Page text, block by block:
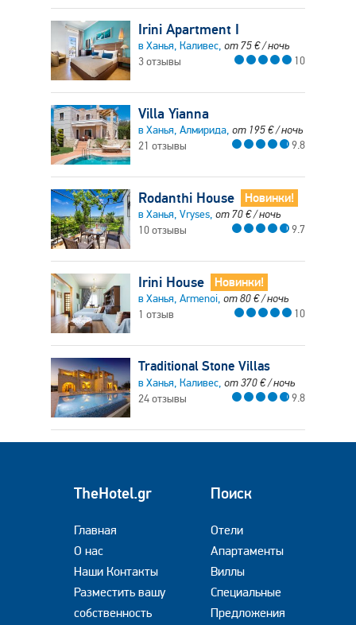
Irini Apartment I
в Ханья, Каливес, от75€/ ночь
3 отзывы
10
Villa Yianna
в Ханья, Алмирида, от 195€/ ночь
21 отзывы
9.8
Rodanthi House Новинки!
в Ханья, Vryses, от70€/ ночь
10 отзывы
9.7
Irini House Новинки!
в Ханья, Armenoi, от80€/ ночь
1 отзыв
10
Traditional Stone Villas
в Ханья, Каливес, от370€/ ночь
24 отзывы
9.8
TheHotel.gr
Главная
О нас
Наши Контакты
Разместить вашу
собственность
Поиск
Отели
Апартаменты
Виллы
Специальные
Предложения